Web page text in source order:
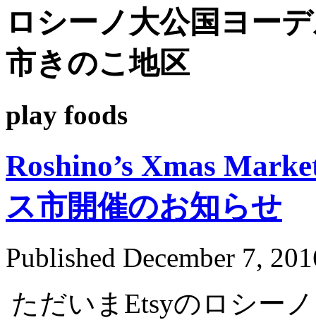
ロシーノ大公国ヨー
市きのこ地区
play foods
Roshino’s Xmas
ス市開催のお知らせ
Published December 7,
ただいまEtsyのロシー